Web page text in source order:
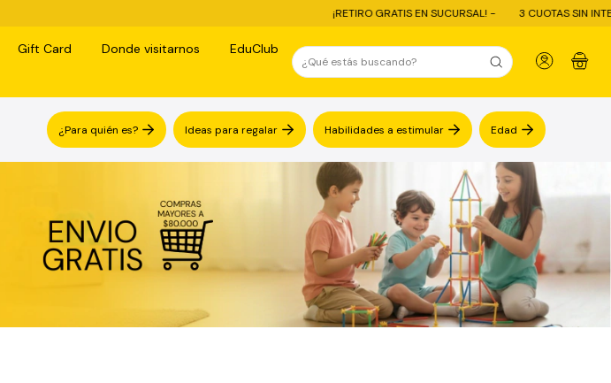
¡RETIRO GRATIS EN SUCURSAL! - 3 CUOTAS SIN INTERÉS
Gift Card Donde visitarnos
EduClub
0
¿Para quién es? Ideas para regalar Habilidades a estimular Edad